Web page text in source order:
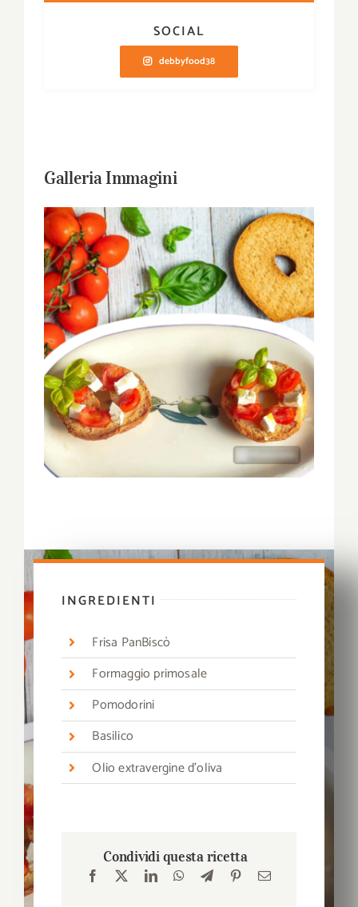
SOCIAL
debbyfood38
Galleria Immagini
INGREDIENTI
Frisa PanBiscò
Formaggio primosale
Pomodorini
Basilico
Olio extravergine d’oliva
Condividi questa ricetta